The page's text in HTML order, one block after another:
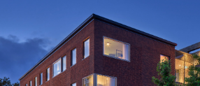
Dekbedden
Sanitair